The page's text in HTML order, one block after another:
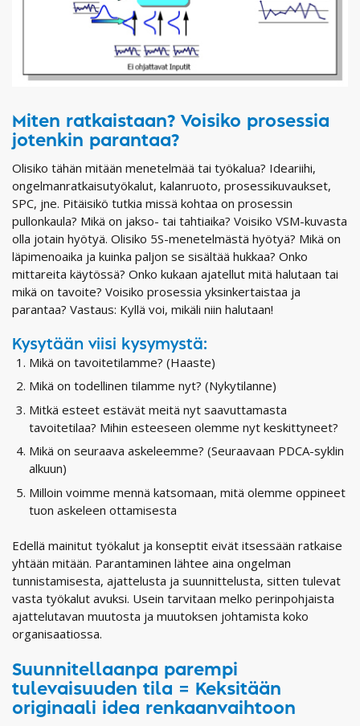
Miten ratkaistaan? Voisiko prosessia
jotenkin parantaa?
Olisiko tähän mitään menetelmää tai työkalua? Ideariihi,
ongelmanratkaisutyökalut, kalanruoto, prosessikuvaukset,
SPC, jne. Pitäisikö tutkia missä kohtaa on prosessin
pullonkaula? Mikä on jakso- tai tahtiaika? Voisiko VSM-kuvasta
olla jotain hyötyä. Olisiko 5S-menetelmästä hyötyä? Mikä on
läpimenoaika ja kuinka paljon se sisältää hukkaa? Onko
mittareita käytössä? Onko kukaan ajatellut mitä halutaan tai
mikä on tavoite? Voisiko prosessia yksinkertaistaa ja
parantaa? Vastaus: Kyllä voi, mikäli niin halutaan!
Kysytään viisi kysymystä:
Mikä on tavoitetilamme? (Haaste)
Mikä on todellinen tilamme nyt? (Nykytilanne)
Mitkä esteet estävät meitä nyt saavuttamasta
tavoitetilaa? Mihin esteeseen olemme nyt keskittyneet?
Mikä on seuraava askeleemme? (Seuraavaan PDCA-syklin
alkuun)
Milloin voimme mennä katsomaan, mitä olemme oppineet
tuon askeleen ottamisesta
Edellä mainitut työkalut ja konseptit eivät itsessään ratkaise
yhtään mitään. Parantaminen lähtee aina ongelman
tunnistamisesta, ajattelusta ja suunnittelusta, sitten tulevat
vasta työkalut avuksi. Usein tarvitaan melko perinpohjaista
ajattelutavan muutosta ja muutoksen johtamista koko
organisaatiossa.
Suunnitellaanpa parempi
tulevaisuuden tila = Keksitään
originaali idea renkaanvaihtoon